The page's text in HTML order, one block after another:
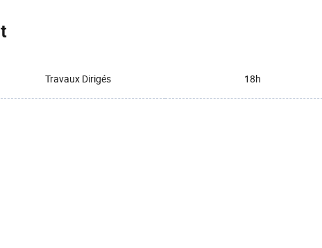
Travaux Dirigés 18h